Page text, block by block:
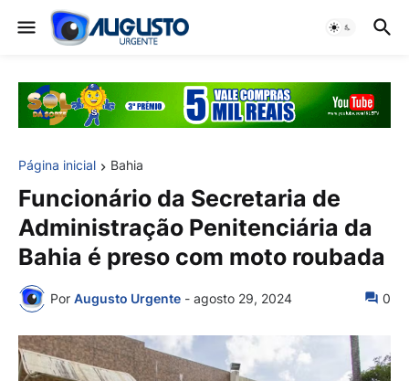
Página inicial Bahia
Funcionário da Secretaria de
Administração Penitenciária da
Bahia é preso com moto roubada
Por Augusto Urgente - agosto 29, 2024 0